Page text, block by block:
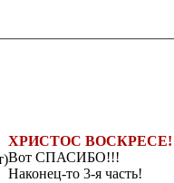
ХРИСТОС ВОСКРЕСЕ!
Вот СПАСИБО!!!
Наконец-то 3-я часть!